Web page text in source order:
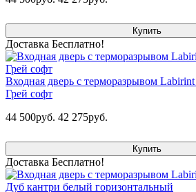
Купить
Доставка Бесплатно!
Входная дверь с терморазрывом
Грей софт
44 500руб. 42 275руб.
Купить
Доставка Бесплатно!